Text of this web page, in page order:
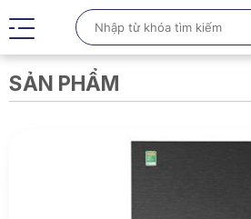
SẢN PHẨM